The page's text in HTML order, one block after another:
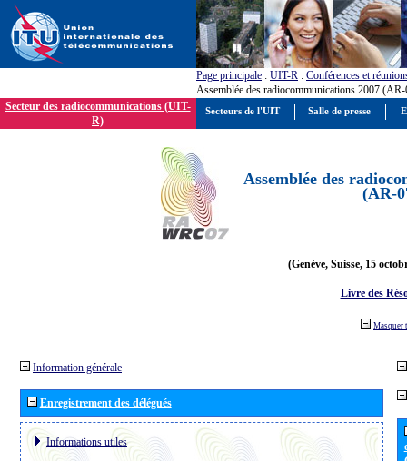
Page principale : UIT-R : Conférences et
Assemblée des radiocommunications 2007
Secteur des radiocommunications (UIT-
R)
Assemblée des
(AR-
(Genève, Suisse, 15
Livre des
Masquer
Information générale
Enregistrement des délégués
Informations utiles
Secteurs de l'UIT Salle de presse